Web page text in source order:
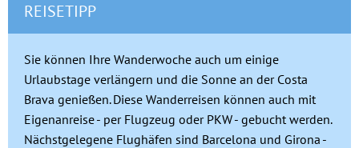
REISETIPP
Sie können Ihre Wanderwoche auch um einige
Urlaubstage verlängern und die Sonne an der Costa
Brava genießen. Diese Wanderreisen können auch mit
Eigenanreise - per Flugzeug oder PKW - gebucht werden.
Nächstgelegene Flughäfen sind Barcelona und Girona -